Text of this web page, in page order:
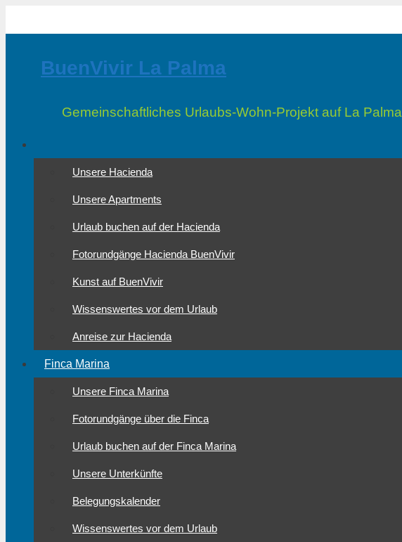
BuenVivir La Palma
Gemeinschaftliches Urlaubs-Wohn-Projekt auf La Palma
Unsere Hacienda
Unsere Apartments
Urlaub buchen auf der Hacienda
Fotorundgänge Hacienda BuenVivir
Kunst auf BuenVivir
Wissenswertes vor dem Urlaub
Anreise zur Hacienda
Finca Marina
Unsere Finca Marina
Fotorundgänge über die Finca
Urlaub buchen auf der Finca Marina
Unsere Unterkünfte
Belegungskalender
Wissenswertes vor dem Urlaub